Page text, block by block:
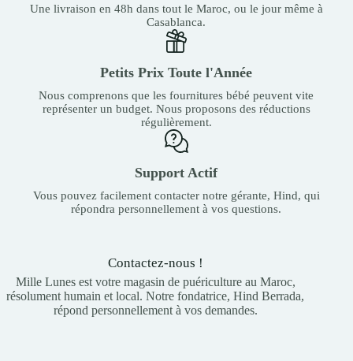
Une livraison en 48h dans tout le Maroc, ou le jour même à
Casablanca.
Petits Prix Toute l'Année
Nous comprenons que les fournitures bébé peuvent vite
représenter un budget. Nous proposons des réductions
régulièrement.
Support Actif
Vous pouvez facilement contacter notre gérante, Hind, qui
répondra personnellement à vos questions.
Contactez-nous !
Mille Lunes est votre magasin de puériculture au Maroc,
résolument humain et local. Notre fondatrice, Hind Berrada,
répond personnellement à vos demandes.